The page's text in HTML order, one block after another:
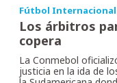
Fútbol Internacional
Los árbitros
copera
La Conmebol
justicia en la ida de